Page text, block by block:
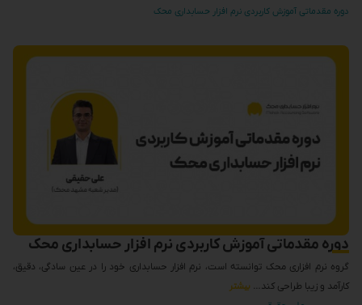
دوره مقدماتی آموزش کاربردی نرم افزار حسابداری محک
دوره مقدماتی آموزش کاربردی نرم افزار حسابداری محک
گروه نرم افزاری محک توانسته است، نرم افزار حسابداری خود را در عین سادگی، دقیق،
کارآمد و زیبا طراحی کند… بیشتر